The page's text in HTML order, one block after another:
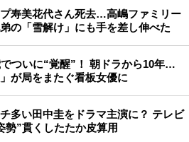
寿美花代さん死去…高嶋ファミリー
の「雪解け」にも手を差し伸べた
ついに“覚醒”！ 朝ドラから10年…
」が局をまたぐ看板女優に
多い田中圭をドラマ主演に？ テレビ
勢”貫くしたたか皮算用